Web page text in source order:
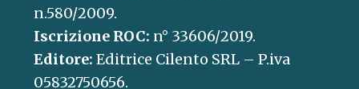
n.580/2009.
Iscrizione ROC: n° 33606/2019.
Editore: Editrice Cilento SRL – P.iva
05832750656.